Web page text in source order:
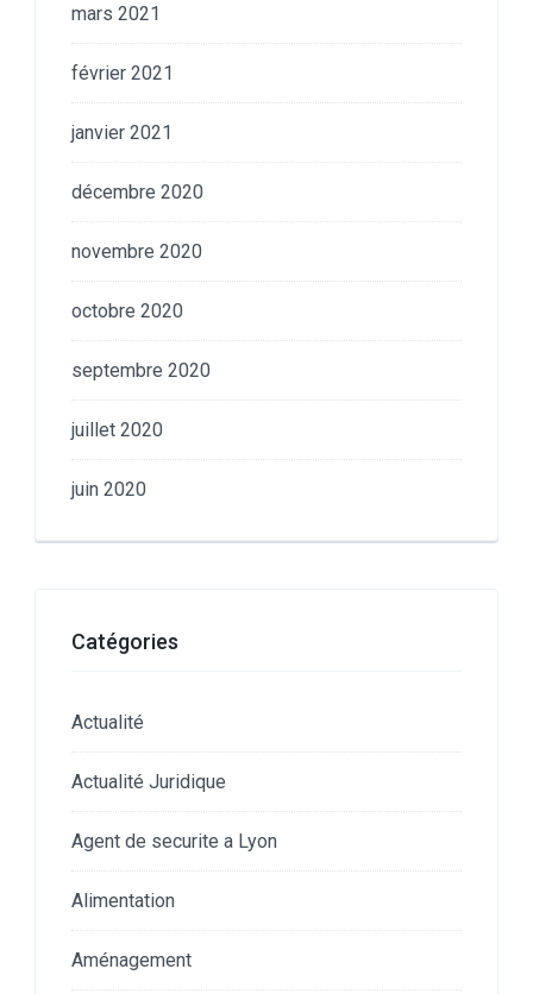
mars 2021
février 2021
janvier 2021
décembre 2020
novembre 2020
octobre 2020
septembre 2020
juillet 2020
juin 2020
Catégories
Actualité
Actualité Juridique
Agent de securite a Lyon
Alimentation
Aménagement